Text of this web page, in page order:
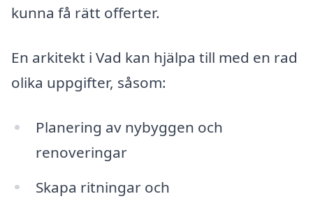
kunna få rätt offerter.
En arkitekt i Vad kan hjälpa till med en rad
olika uppgifter, såsom:
Planering av nybyggen och
renoveringar
Skapa ritningar och